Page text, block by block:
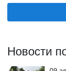
Новости